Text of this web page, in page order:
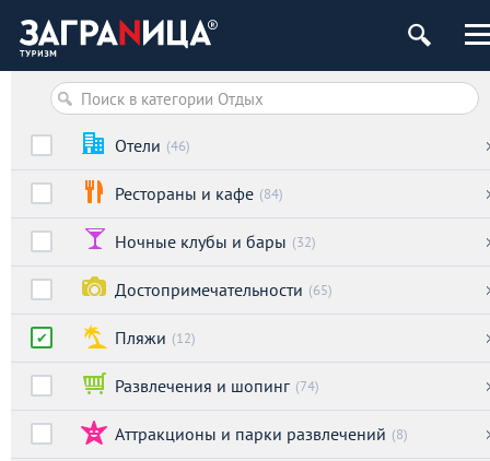
Отели (46)
Рестораны и кафе (84)
Ночные клубы и бары (32)
Достопримечательности (65)
Пляжи (12)
Развлечения и шопинг (74)
Аттракционы и парки развлечений (8)